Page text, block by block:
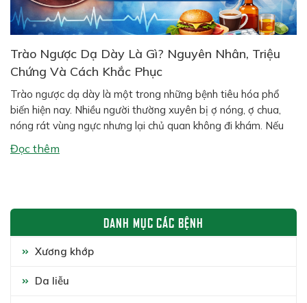
Trào Ngược Dạ Dày Là Gì? Nguyên Nhân, Triệu
Chứng Và Cách Khắc Phục
Trào ngược dạ dày là một trong những bệnh tiêu hóa phổ
biến hiện nay. Nhiều người thường xuyên bị ợ nóng, ợ chua,
nóng rát vùng ngực nhưng lại chủ quan không đi khám. Nếu
kéo dài, tình trạng này có thể gây viêm thực quản, loét dạ
dày và ảnh hưởng nghiêm trọng […]
Đọc thêm
DANH MỤC CÁC BỆNH
Xương khớp
Da liễu